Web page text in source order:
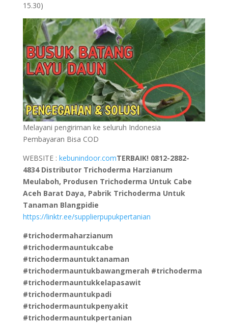
15.30)
Melayani pengiriman ke seluruh Indonesia
Pembayaran Bisa COD
WEBSITE : kebunindoor.comTERBAIK! 0812-2882-
4834 Distributor Trichoderma Harzianum
Meulaboh, Produsen Trichoderma Untuk Cabe
Aceh Barat Daya, Pabrik Trichoderma Untuk
Tanaman Blangpidie
https://linktr.ee/supplierpupukpertanian
#trichodermaharzianum
#trichodermauntukcabe
#trichodermauntuktanaman
#trichodermauntukbawangmerah #trichoderma
#trichodermauntukkelapasawit
#trichodermauntukpadi
#trichodermauntukpenyakit
#trichodermauntukpertanian